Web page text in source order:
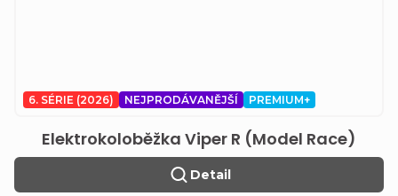
6. SÉRIE (2026) NEJPRODÁVANĚJŠÍ PREMIUM+
Elektrokoloběžka Viper R (Model Race)
Detail